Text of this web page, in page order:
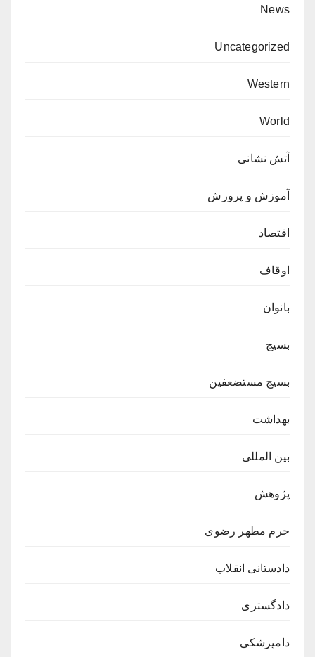
News
Uncategorized
Western
World
آتش نشانی
آموزش و پرورش
اقتصاد
اوقاف
بانوان
بسیج
بسیج مستضعفین
بهداشت
بین المللی
پژوهش
حرم مطهر رضوی
دادستانی انقلاب
دادگستری
دامپزشکی